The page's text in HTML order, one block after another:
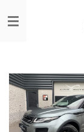
direct